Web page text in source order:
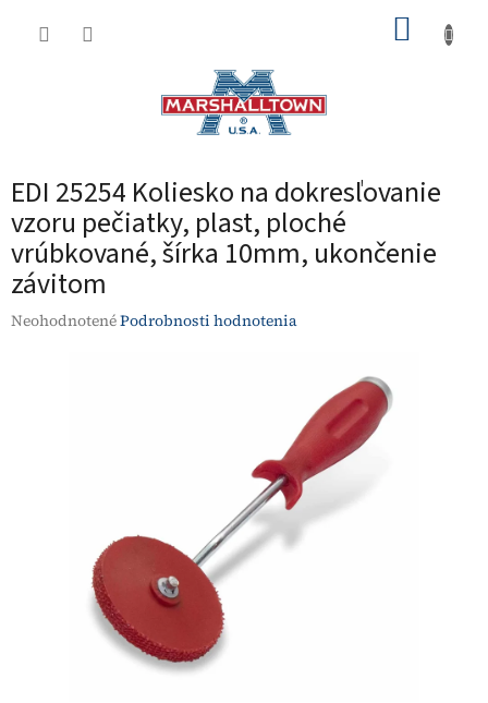
EDI 25254 Koliesko na dokresľovanie
vzoru pečiatky, plast, ploché
vrúbkované, šírka 10mm, ukončenie
závitom
Priemerné
NeohodnotenéPodrobnosti hodnotenia